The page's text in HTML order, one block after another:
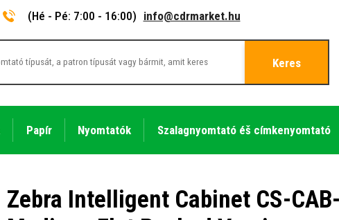
(Hé - Pé: 7:00 - 16:00) info@cdrmarket.hu
Keres
Papír Nyomtatók Szalagnyomtató éš címkenyomtató
Zebra Intelligent Cabinet CS-